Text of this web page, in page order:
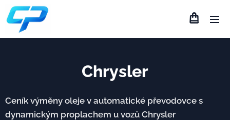
Chrysler
Ceník výměny oleje v automatické převodovce s
dynamickým proplachem u vozů Chrysler